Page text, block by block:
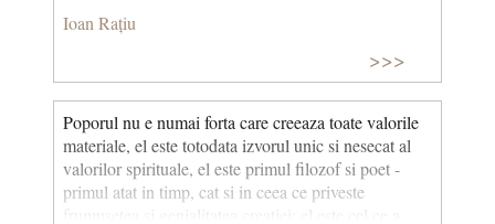
Ioan Rațiu
>>>
Poporul nu e numai forta care creeaza toate valorile
materiale, el este totodata izvorul unic si nesecat al
valorilor spirituale, el este primul filozof si poet -
primul atat in timp, cat si in ceea ce priveste